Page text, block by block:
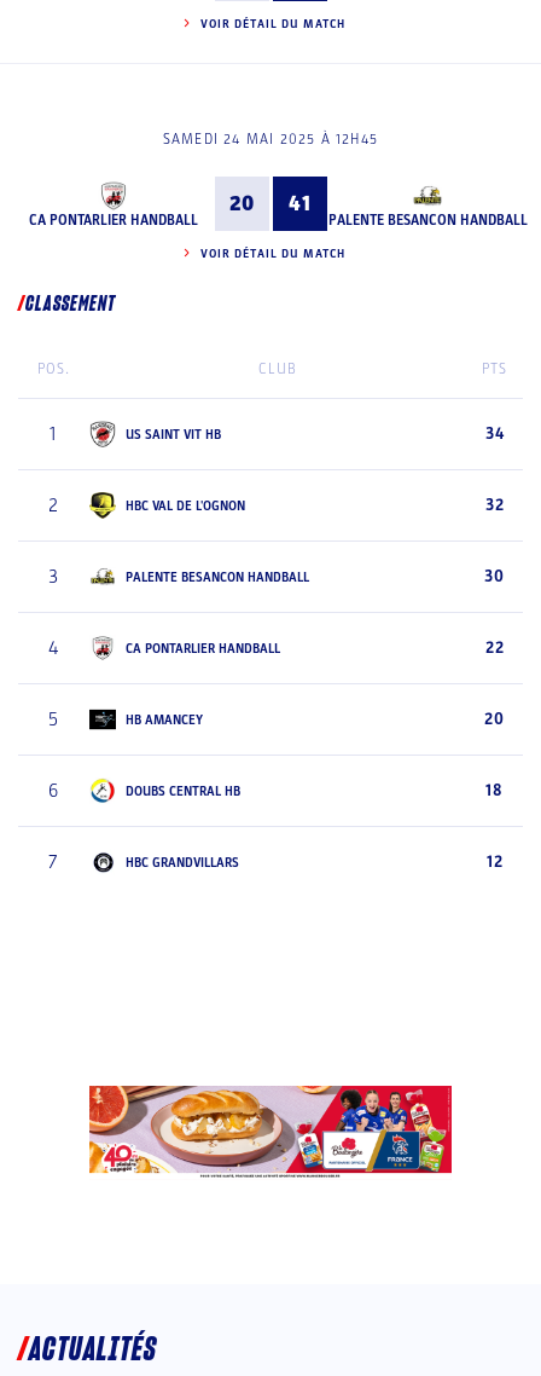
VOIR DÉTAIL DU MATCH
SAMEDI 24 MAI 2025 À 12H45
CA PONTARLIER HANDBALL
20 41
PALENTE BESANCON HANDBALL
VOIR DÉTAIL DU MATCH
CLASSEMENT
POS. CLUB PTS
1 US SAINT VIT HB 34
2 HBC VAL DE L'OGNON 32
3 PALENTE BESANCON HANDBALL 30
4 CA PONTARLIER HANDBALL 22
5 HB AMANCEY 20
6 DOUBS CENTRAL HB 18
7 HBC GRANDVILLARS 12
ACTUALITÉS